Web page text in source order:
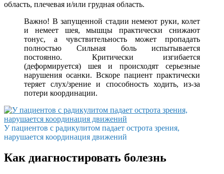
область, плечевая и/или грудная область.
Важно! В запущенной стадии немеют руки, колет
и немеет шея, мышцы практически снижают
тонус, а чувствительность может пропадать
полностью Сильная боль испытывается
постоянно. Критически изгибается
(деформируется) шея и происходят серьезные
нарушения осанки. Вскоре пациент практически
теряет слух/зрение и способность ходить, из-за
потери координации.
У пациентов с радикулитом падает острота зрения,
нарушается координация движений
Как диагностировать болезнь